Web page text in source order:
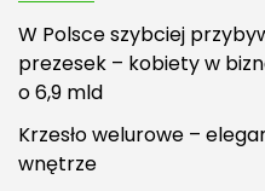
W Polsce szybciej
prezesek – kobiety w
o 6,9 mld
Krzesło welurowe –
wnętrze